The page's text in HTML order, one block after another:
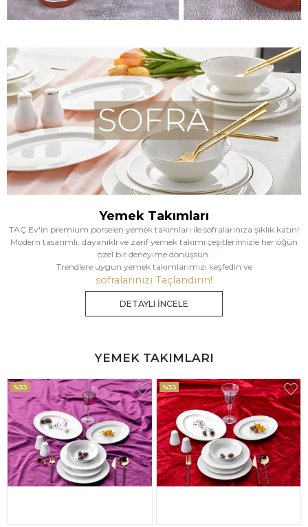
Yemek Takımları
TAÇ Ev'in premium porselen yemek takımları ile sofralarınıza şıklık katın!
Modern tasarımlı, dayanıklı ve zarif yemek takımı çeşitlerimizle her öğün
özel bir deneyime dönüşsün.
Trendlere uygun yemek takımlarımızı keşfedin ve
sofralarınızı Taçlandırın!
DETAYLI İNCELE
YEMEK TAKIMLARI
%33 %25